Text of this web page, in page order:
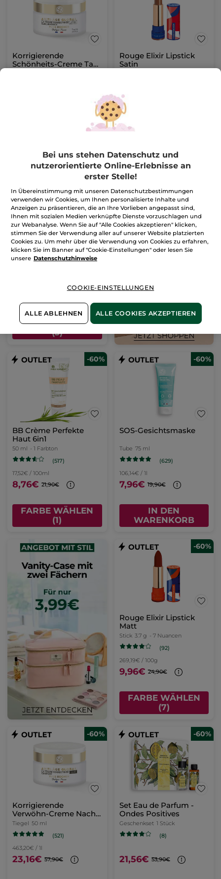
Korrigierende
Schönheits-Creme Tag
Rouge Elixir Lipstick
Satin
269,19€ / 100g
9,96€
-60%
Rouge Elixir Glow
Stift 3.5 g - 3 Nuancen
FARBE WÄHLEN
(3)
-60%
BB Crème Perfekte
Haut 6in1
50 ml - 1 Farbton
(517)
17,52€ / 100ml
8,76€ 21,90€
FARBE WÄHLEN
(1)
-60%
SOS-Gesichtsmaske
Tube 75 ml
(629)
106,14€ / 1l
7,96€ 19,90€
IN DEN
WARENKORB
-60%
Rouge Elixir Lipstick
Matt
Stick 3.7 g - 7 Nuancen
(92)
269,19€ / 100g
9,96€ 24,90€
FARBE WÄHLEN
(7)
-60%
Korrigierende
Verwöhn-Creme Nacht
50 ml
Tiegel 50 ml
(521)
463,20€ / 1l
23,16€ 57,90€
-60%
Set Eau de Parfum -
Ondes Positives
Geschenkset 1 Stück
(8)
21,56€ 53,90€
Bei uns stehen Datenschutz und
nutzerorientierte Online-Erlebnisse an
erster Stelle!
In Übereinstimmung mit unseren Datenschutzbestimmungen
verwenden wir Cookies, um Ihnen personalisierte Inhalte und
Anzeigen zu präsentieren, die an Ihre Vorlieben angepasst sind,
Ihnen mit sozialen Medien verknüpfte Dienste vorzuschlagen und
zur Webanalyse. Wenn Sie auf "Alle Cookies akzeptieren" klicken,
stimmen Sie der Verwendung aller auf unserer Website platzierten
Cookies zu. Um mehr über die Verwendung von Cookies zu erfahren,
klicken Sie im Banner auf "Cookie-Einstellungen" oder lesen Sie
unsere Datenschutzhinweise
COOKIE-EINSTELLUNGEN
ALLE ABLEHNEN ALLE COOKIES AKZEPTIEREN